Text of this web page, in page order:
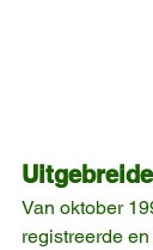
Van oktober
registreerde